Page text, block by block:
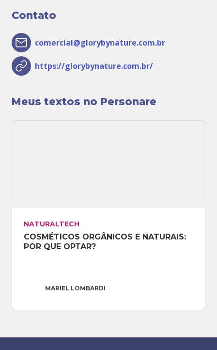
Meus textos no Personare
NATURALTECH
COSMÉTICOS ORGÂNICOS E NATURAIS:
POR QUE OPTAR?
MARIEL LOMBARDI
Contato
comercial@glorybynature.com.br
https://glorybynature.com.br/